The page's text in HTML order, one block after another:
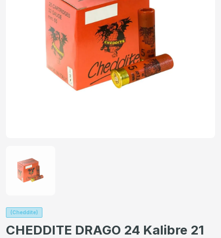
(Cheddite)
CHEDDITE DRAGO 24 Kalibre 21